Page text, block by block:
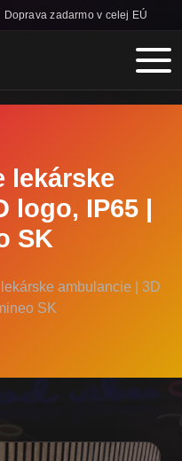
Doprava zadarmo v celej EÚ
lekárske
logo, IP65 |
SK
ambulancie | 3D
SK